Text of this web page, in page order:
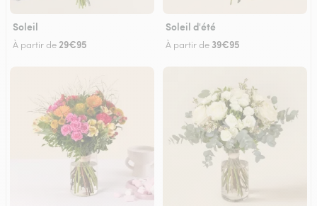
Soleil
À partir de 29€95
Soleil d'été
À partir de 39€95